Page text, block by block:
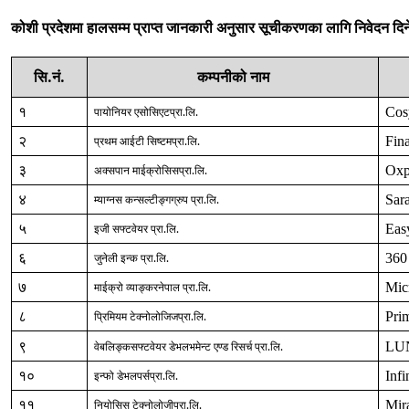
कोशी प्रदेशमा हालसम्म प्राप्त जानकारी अनुसारसूचीकरणकालागि निवेदन
सि.नं.
कम्पनीको नाम
१
पायोनियर एसोसिएटप्रा.लि.
२ प्रथम आईटी सिष्टमप्रा.लि.
३ अक्सपान माईक्रोसिसप्रा.लि.
४ म्याग्नस कन्सल्टीङ्गग्रुप प्रा.लि.
५ इजी सफ्टवेयर प्रा.लि.
६ जुनेली इन्क प्रा.लि.
७ माईक्रो व्याङ्करनेपाल प्रा.लि.
८ प्रिमियम टेक्नोलोजिजप्रा.लि.
९ वेबलिङ्कसफ्टवेयर डेभलभमेन्ट एण्ड रिसर्च प्रा.लि.
१० इन्फो डेभलपर्सप्रा.लि.
११ नियोसिस टेक्नोलोजीप्रा.लि.